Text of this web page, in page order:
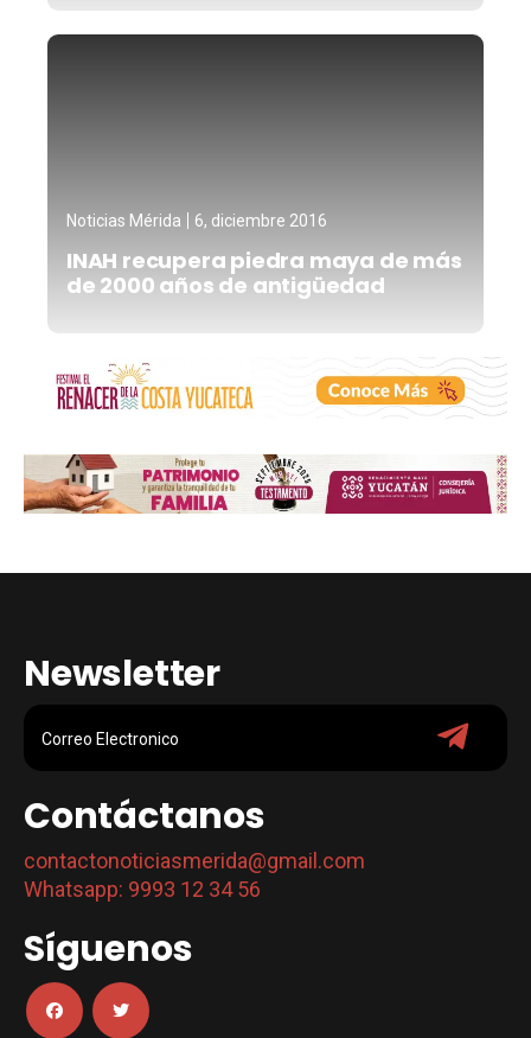
Noticias Mérida 6, diciembre 2016
INAH recupera piedra maya de más
de 2000 años de antigüedad
Newsletter
Contáctanos
contactonoticiasmerida@gmail.com
Whatsapp: 9993 12 34 56
Síguenos